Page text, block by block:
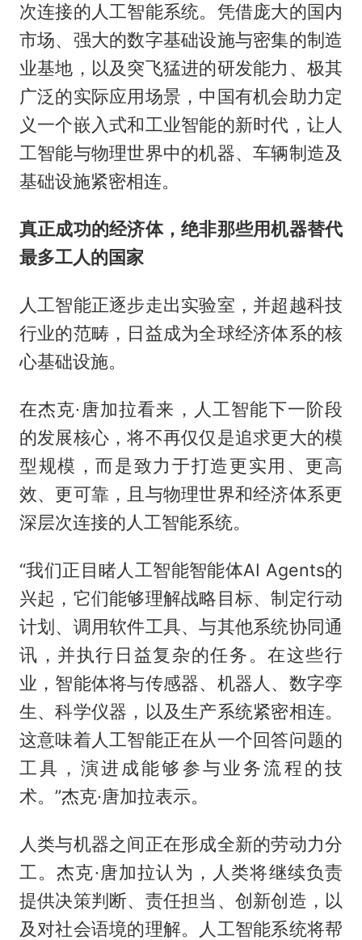
次连接的人工智能系统。凭借庞大的国内
市场、强大的数字基础设施与密集的制造
业基地，以及突飞猛进的研发能力、极其
广泛的实际应用场景，中国有机会助力定
义一个嵌入式和工业智能的新时代，让人
工智能与物理世界中的机器、车辆制造及
基础设施紧密相连。
真正成功的经济体，绝非那些用机器替代
最多工人的国家
人工智能正逐步走出实验室，并超越科技
行业的范畴，日益成为全球经济体系的核
心基础设施。
在杰克·唐加拉看来，人工智能下一阶段
的发展核心，将不再仅仅是追求更大的模
型规模，而是致力于打造更实用、更高
效、更可靠，且与物理世界和经济体系更
深层次连接的人工智能系统。
“我们正目睹人工智能智能体AI Agents的
兴起，它们能够理解战略目标、制定行动
计划、调用软件工具、与其他系统协同通
讯，并执行日益复杂的任务。在这些行
业，智能体将与传感器、机器人、数字孪
生、科学仪器，以及生产系统紧密相连。
这意味着人工智能正在从一个回答问题的
工具，演进成能够参与业务流程的技
术。”杰克·唐加拉表示。
人类与机器之间正在形成全新的劳动力分
工。杰克·唐加拉认为，人类将继续负责
提供决策判断、责任担当、创新创造，以
及对社会语境的理解。人工智能系统将帮